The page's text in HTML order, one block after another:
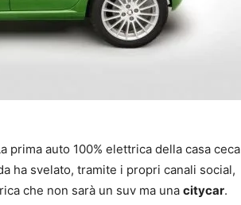
prima auto 100% elettrica della casa ceca
ha svelato, tramite i propri canali social,
che non sarà un suv ma una citycar.